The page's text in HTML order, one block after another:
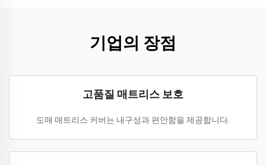
기업의 장점
고품질 매트리스 보호
도매 매트리스 커버는 내구성과 편안함을 제공합니다.